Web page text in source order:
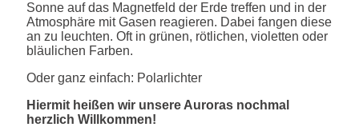
Sonne auf das Magnetfeld der Erde treffen und in der
Atmosphäre mit Gasen reagieren. Dabei fangen diese
an zu leuchten. Oft in grünen, rötlichen, violetten oder
bläulichen Farben.
Oder ganz einfach: Polarlichter
Hiermit heißen wir unsere Auroras nochmal
herzlich Willkommen!